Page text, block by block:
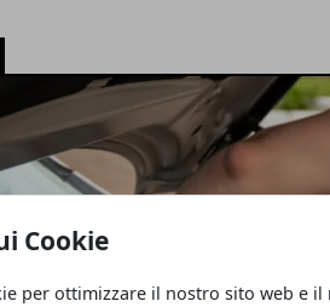
Cookie
per ottimizzare il nostro sito web e il